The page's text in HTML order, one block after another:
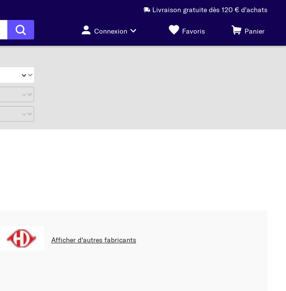
Livraison gratuite dès 120 € d'achats
Connexion Favoris Panier
Afficher d'autres fabricants